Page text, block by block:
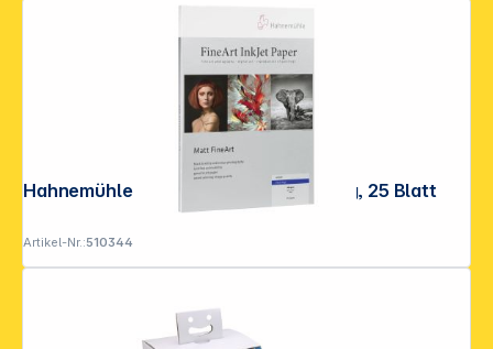
Hahnemühle Photo Rag weiß A 2 188 g, 25 Blatt
Artikel-Nr.:510344